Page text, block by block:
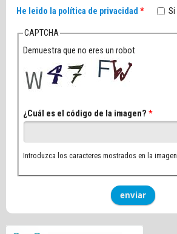
He leido la política de privacidad * Si
CAPTCHA
Demuestra que no eres un robot
¿Cuál es el código de la imagen?*
Introduzca los caracteres mostrados en la imagen.